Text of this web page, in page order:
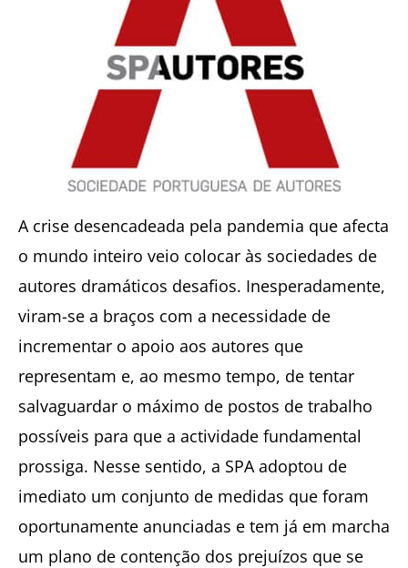
A crise desencadeada pela pandemia que afecta
o mundo inteiro veio colocar às sociedades de
autores dramáticos desafios. Inesperadamente,
viram-se a braços com a necessidade de
incrementar o apoio aos autores que
representam e, ao mesmo tempo, de tentar
salvaguardar o máximo de postos de trabalho
possíveis para que a actividade fundamental
prossiga. Nesse sentido, a SPA adoptou de
imediato um conjunto de medidas que foram
oportunamente anunciadas e tem já em marcha
um plano de contenção dos prejuízos que se